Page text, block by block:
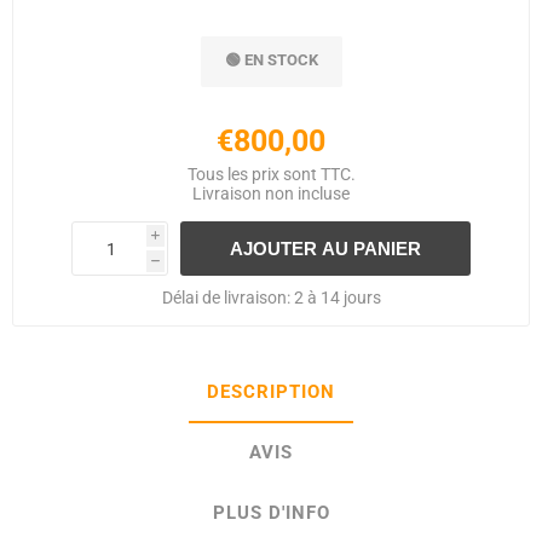
🟢 EN STOCK
€800,00
Tous les prix sont TTC.
Livraison non incluse
i
h
Délai de livraison: 2 à 14 jours
DESCRIPTION
AVIS
PLUS D'INFO